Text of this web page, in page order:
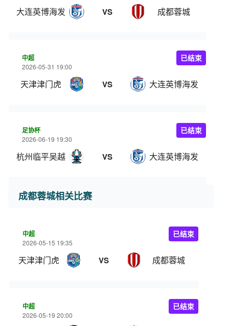
大连英博海发 VS 成都蓉城
中超
2026-05-31 19:00
天津津门虎 VS 大连英博海发
已结束
足协杯
2026-06-19 19:30
杭州临平吴越 VS 大连英博海发
已结束
成都蓉城相关比赛
中超
2026-05-15 19:35
天津津门虎 VS 成都蓉城
已结束
中超
2026-05-19 20:00
已结束